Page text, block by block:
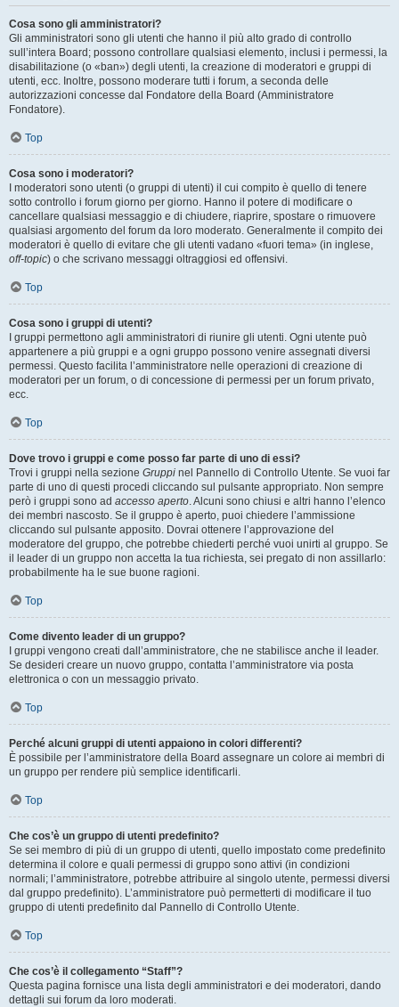
Cosa sono gli amministratori?
Gli amministratori sono gli utenti che hanno il più alto grado di controllo
sull’intera Board; possono controllare qualsiasi elemento, inclusi i permessi, la
disabilitazione (o «ban») degli utenti, la creazione di moderatori e gruppi di
utenti, ecc. Inoltre, possono moderare tutti i forum, a seconda delle
autorizzazioni concesse dal Fondatore della Board (Amministratore
Fondatore).
Top
Cosa sono i moderatori?
I moderatori sono utenti (o gruppi di utenti) il cui compito è quello di tenere
sotto controllo i forum giorno per giorno. Hanno il potere di modificare o
cancellare qualsiasi messaggio e di chiudere, riaprire, spostare o rimuovere
qualsiasi argomento del forum da loro moderato. Generalmente il compito dei
moderatori è quello di evitare che gli utenti vadano «fuori tema» (in inglese,
off-topic) o che scrivano messaggi oltraggiosi ed offensivi.
Top
Cosa sono i gruppi di utenti?
I gruppi permettono agli amministratori di riunire gli utenti. Ogni utente può
appartenere a più gruppi e a ogni gruppo possono venire assegnati diversi
permessi. Questo facilita l’amministratore nelle operazioni di creazione di
moderatori per un forum, o di concessione di permessi per un forum privato,
ecc.
Top
Dove trovo i gruppi e come posso far parte di uno di essi?
Trovi i gruppi nella sezione Gruppi nel Pannello di Controllo Utente. Se vuoi far
parte di uno di questi procedi cliccando sul pulsante appropriato. Non sempre
però i gruppi sono ad accesso aperto. Alcuni sono chiusi e altri hanno l’elenco
dei membri nascosto. Se il gruppo è aperto, puoi chiedere l’ammissione
cliccando sul pulsante apposito. Dovrai ottenere l’approvazione del
moderatore del gruppo, che potrebbe chiederti perché vuoi unirti al gruppo. Se
il leader di un gruppo non accetta la tua richiesta, sei pregato di non assillarlo:
probabilmente ha le sue buone ragioni.
Top
Come divento leader di un gruppo?
I gruppi vengono creati dall’amministratore, che ne stabilisce anche il leader.
Se desideri creare un nuovo gruppo, contatta l’amministratore via posta
elettronica o con un messaggio privato.
Top
Perché alcuni gruppi di utenti appaiono in colori differenti?
È possibile per l’amministratore della Board assegnare un colore ai membri di
un gruppo per rendere più semplice identificarli.
Top
Che cos’è un gruppo di utenti predefinito?
Se sei membro di più di un gruppo di utenti, quello impostato come predefinito
determina il colore e quali permessi di gruppo sono attivi (in condizioni
normali; l’amministratore, potrebbe attribuire al singolo utente, permessi diversi
dal gruppo predefinito). L’amministratore può permetterti di modificare il tuo
gruppo di utenti predefinito dal Pannello di Controllo Utente.
Top
Che cos’è il collegamento “Staff”?
Questa pagina fornisce una lista degli amministratori e dei moderatori, dando
dettagli sui forum da loro moderati.